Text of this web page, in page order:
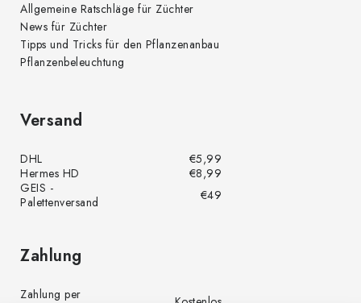
Allgemeine Ratschläge für Züchter
News für Züchter
Tipps und Tricks für den Pflanzenanbau
Pflanzenbeleuchtung
Versand
DHL
€5,99
Hermes HD
€8,99
GEIS -
Palettenversand
€49
Zahlung
Zahlung per